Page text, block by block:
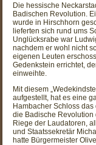
Die hessische
Badischen Revolution.
wurde in Hirschhorn
lieferten sich rund ums
Unglücksrabe war
nachdem er wohl nicht
eigenen Leuten
Gedenkstein errichtet,
einweihte.
Mit diesem
aufgestellt, hat es eine
Hambacher Schloss
die Badische Revolution
Riege der Laudatoren,
und Staatssekretär
hatte Bürgermeister